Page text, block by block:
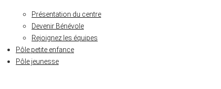
Présentation du centre
Devenir Bénévole
Rejoignez les équipes
Pôle petite enfance
Pôle jeunesse